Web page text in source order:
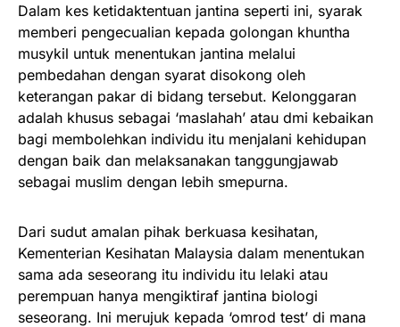
Dalam kes ketidaktentuan jantina seperti ini, syarak
memberi pengecualian kepada golongan khuntha
musykil untuk menentukan jantina melalui
pembedahan dengan syarat disokong oleh
keterangan pakar di bidang tersebut. Kelonggaran
adalah khusus sebagai ‘maslahah’ atau dmi kebaikan
bagi membolehkan individu itu menjalani kehidupan
dengan baik dan melaksanakan tanggungjawab
sebagai muslim dengan lebih smepurna.
Dari sudut amalan pihak berkuasa kesihatan,
Kementerian Kesihatan Malaysia dalam menentukan
sama ada seseorang itu individu itu lelaki atau
perempuan hanya mengiktiraf jantina biologi
seseorang. Ini merujuk kepada ‘omrod test’ di mana